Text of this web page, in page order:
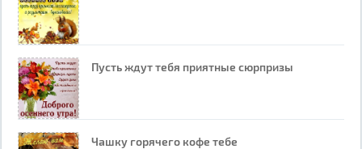
Пусть ждут тебя приятные сюрпризы
Чашку горячего кофе тебе